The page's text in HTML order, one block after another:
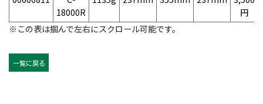
18000R
円
※この表は掴んで左右にスクロール可能です。
一覧に戻る